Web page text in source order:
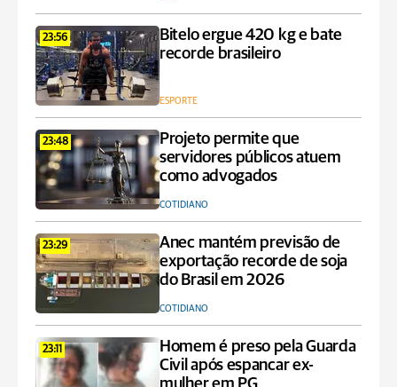
23:56
Bitelo ergue 420 kg e bate
recorde brasileiro
ESPORTE
23:48
Projeto permite que
servidores públicos atuem
como advogados
COTIDIANO
23:29
Anec mantém previsão de
exportação recorde de soja
do Brasil em 2026
COTIDIANO
23:11
Homem é preso pela Guarda
Civil após espancar ex-